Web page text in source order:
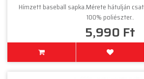
Hímzett baseball sapka.Mérete hátulján
100% poliészter..
5,990 Ft